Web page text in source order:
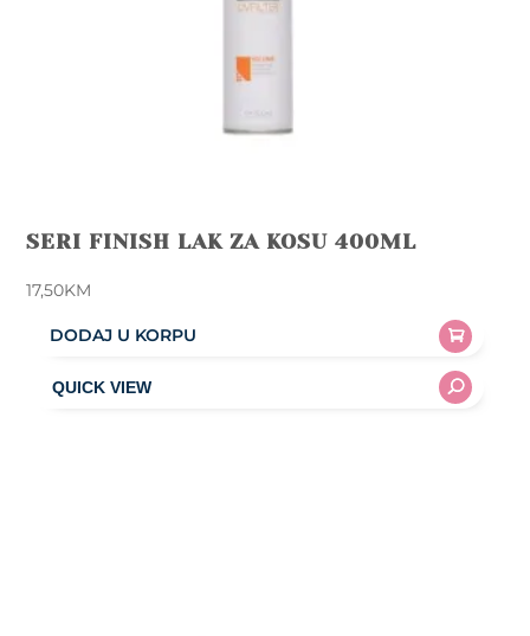
SERI FINISH LAK ZA KOSU 400ML
17,50KM
DODAJ U KORPU